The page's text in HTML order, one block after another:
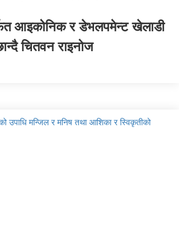
आइकोनिक र डेभलपमेन्ट खेलाडी
चितवन राइनोज